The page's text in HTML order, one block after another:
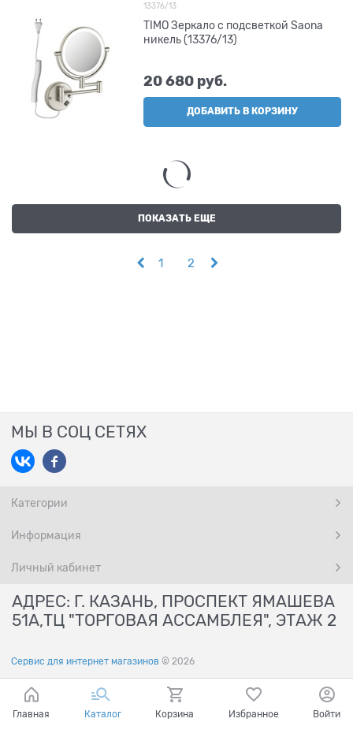
13376/13
TIMO Зеркало с подсветкой Saona
никель (13376/13)
20 680 руб.
ДОБАВИТЬ В КОРЗИНУ
ПОКАЗАТЬ ЕЩЕ
1 2
МЫ В СОЦ СЕТЯХ
Категории
Информация
Личный кабинет
АДРЕС: Г. КАЗАНЬ, ПРОСПЕКТ ЯМАШЕВА
51А,ТЦ "ТОРГОВАЯ АССАМБЛЕЯ", ЭТАЖ 2
Сервис для интернет магазинов © 2026
Главная Каталог Корзина Избранное Войти